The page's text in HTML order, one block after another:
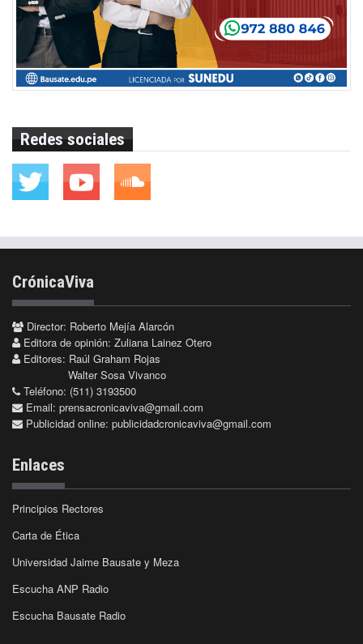
Redes sociales
CrónicaViva
Director: Roberto Mejía Alarcón
Editora de opinión: Zuliana Lainez Otero
Editores: Raúl Graham Rojas
Walter Sosa Vivanco
Teléfono: (511) 3193500
Email: prensacronicaviva@gmail.com
Publicidad online: publicidadcronicaviva@gmail.com
Enlaces
Principios Rectores
Carta de Ética
Universidad Jaime Bausate y Meza
Escucha ANP Radio
Escucha Bausate Radio